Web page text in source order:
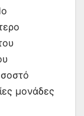
μονάδες